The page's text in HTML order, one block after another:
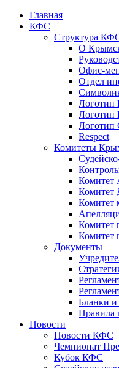
Главная
КФС
Структура
О
Офис-
Отдел
Логотип
Логотип
Логотип
Respect
Комитеты
Комитет
Комитет
Комитет
Комитет
Комитет
Документы
Бланки и
Правила
Новости
Новости КФС
Чемпионат
Кубок КФС